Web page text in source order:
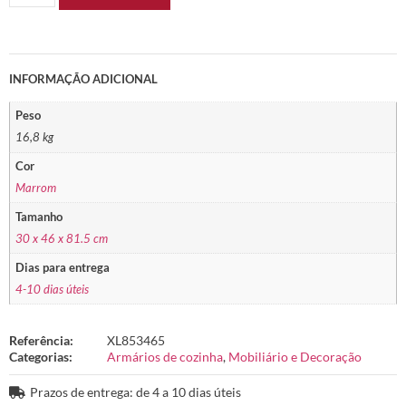
INFORMAÇÃO ADICIONAL
Peso
16,8 kg
Cor
Marrom
Tamanho
30 x 46 x 81.5 cm
Dias para entrega
4-10 dias úteis
Referência:
XL853465
Categorias:
Armários de cozinha, Mobiliário e Decoração
Prazos de entrega: de 4 a 10 dias úteis